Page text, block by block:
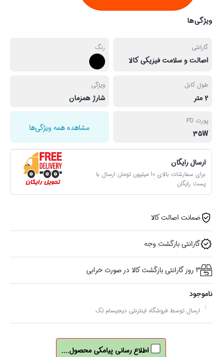
ویژگی‌ها
گارانتی
اصالت و سلامت فیزیکی کالا
رنگ
طول کابل
2 متر
ویژگی
شارژ همزمان
پورت PD
35W
مشاهده همه ویژگی‌ها
ارسال رایگان
برای سفارشات بالای 10 میلیون تومان ارسال با
پست رایگان
ضمانت اصالت کالا
گارانتی بازگشت وجه
3 روز گارانتی بازگشت کالا در صورت خرابی
ناموجود
ارسال توسط فروشگاه اینترنتی دیجیسام تِک
اطلاع رسانی پیامکی محصول....